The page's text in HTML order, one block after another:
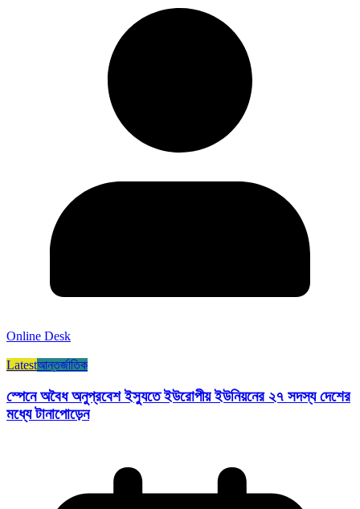
Online Desk
Latestআন্তর্জাতিক
স্পেনে অবৈধ অনুপ্রবেশ ইস্যুতে ইউরোপীয় ইউনিয়নের ২৭ সদস্য দেশের
মধ্যে টানাপোড়েন